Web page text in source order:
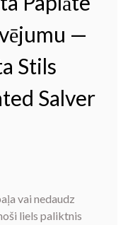
—
Stils
Salver
vai nedaudz
liels paliktnis